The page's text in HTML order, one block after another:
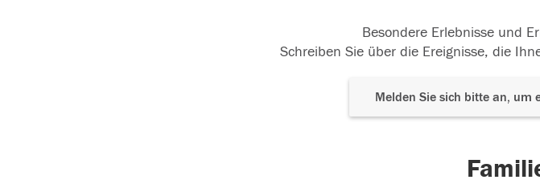
Besondere Erlebnisse und
Schreiben Sie über die Ereignisse, die
Melden Sie sich bitte an, um